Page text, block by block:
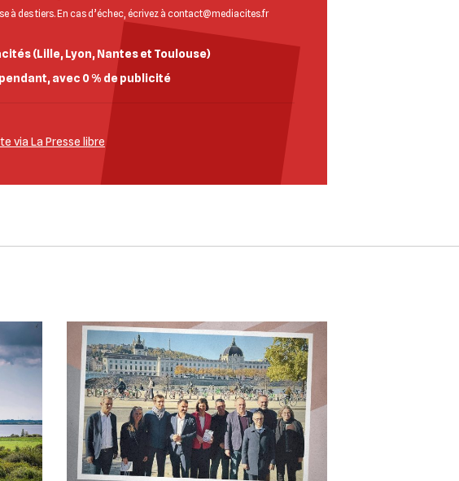
à des tiers. En cas d’échec, écrivez à contact@mediacites.fr
(Lille, Lyon, Nantes et Toulouse)
avec 0 % de publicité
via La Presse libre